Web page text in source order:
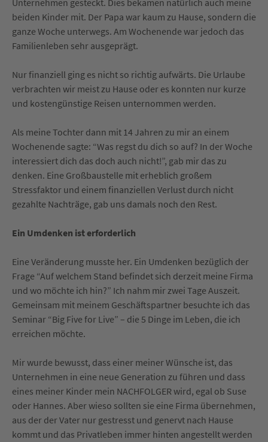
Unternehmen gesteckt. Dies bekamen natürlich auch meine
beiden Kinder mit. Der Papa war kaum zu Hause, sondern die
ganze Woche unterwegs. Am Wochenende war jedoch das
Familienleben sehr ausgeprägt.
Nur finanziell ging es nicht so richtig aufwärts. Die Urlaube
verbrachten wir meist zu Hause oder es konnten nur kurze
und kostengünstige Reisen unternommen werden.
Als meine Tochter dann mit 14 Jahren zu mir an einem
Wochenende sagte: “Was regst du dich so auf? In der Woche
interessiert dich das doch auch nicht!”, gab mir das zu
denken. Eine Großbaustelle mit erheblich großem
Stressfaktor und einem finanziellen Verlust durch nicht
gezahlte Nachträge, gab uns damals noch den Rest.
Ein Umdenken ist erforderlich
Eine Veränderung musste her. Ein Umdenken bezüglich der
Frage “Auf welchem Stand befindet sich derzeit meine Firma
und wo möchte ich hin?” Ich nahm mir zwei Tage Auszeit.
Gemeinsam mit meinem Geschäftspartner besuchte ich das
Seminar “Big Five for Live” – die 5 Dinge im Leben, die ich
erreichen möchte.
Mir wurde bewusst, dass einer meiner Wünsche ist, das
Unternehmen in eine neue Generation zu führen und dass
eines meiner Kinder mein NACHFOLGER wird, egal ob Suse
oder Hannes. Aber wieso sollten sie eine Firma übernehmen,
aus der der Vater nur gestresst und genervt nach Hause
kommt und das Privatleben immer hinten angestellt werden